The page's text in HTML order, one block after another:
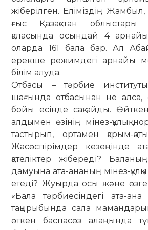
жіберілген. Еліміздің
ғыс Қазақстан
қаласында осындай 4
олар­да 161 бала бар. Ал
ерекше ре­жимдегі арнайы
білім алуда.
Отбасы – тәрбие
шағында отбасынан не ал­са,
бойы есінде сақ­тайды.
алдымен өзі­нің мінез-құлық
тас­тырып, ортамен қарым-
Жасөспірімдер кезеңінде
қателіктер жібереді?
дамуына ата-ананың мінез-құлқы
етеді? Жуырда осы және өзге
«Бала тәрбиесіндегі ата-ана
тақырыбында сала
өт­кен бас­пасөз алаңында